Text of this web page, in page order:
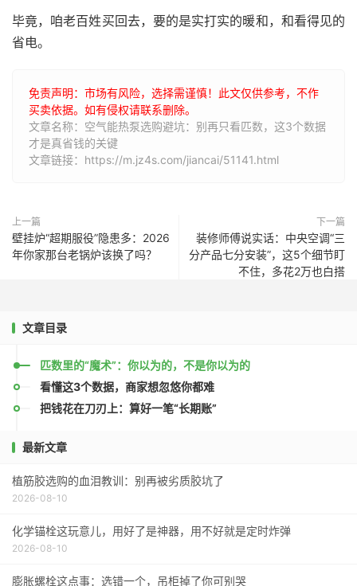
毕竟，咱老百姓买回去，要的是实打实的暖和，和看得见的
省电。
免责声明：市场有风险，选择需谨慎！此文仅供参考，不作
买卖依据。如有侵权请联系删除。
文章名称：空气能热泵选购避坑：别再只看匹数，这3个数据
才是真省钱的关键
文章链接：https://m.jz4s.com/jiancai/51141.html
上一篇
壁挂炉“超期服役”隐患多：2026
年你家那台老锅炉该换了吗？
下一篇
装修师傅说实话：中央空调“三
分产品七分安装”，这5个细节盯
不住，多花2万也白搭
文章目录
匹数里的“魔术”：你以为的，不是你以为的
看懂这3个数据，商家想忽悠你都难
把钱花在刀刃上：算好一笔“长期账”
最新文章
植筋胶选购的血泪教训：别再被劣质胶坑了
2026-08-10
化学锚栓这玩意儿，用好了是神器，用不好就是定时炸弹
2026-08-10
膨胀螺栓这点事：选错一个，吊柜掉了你可别哭